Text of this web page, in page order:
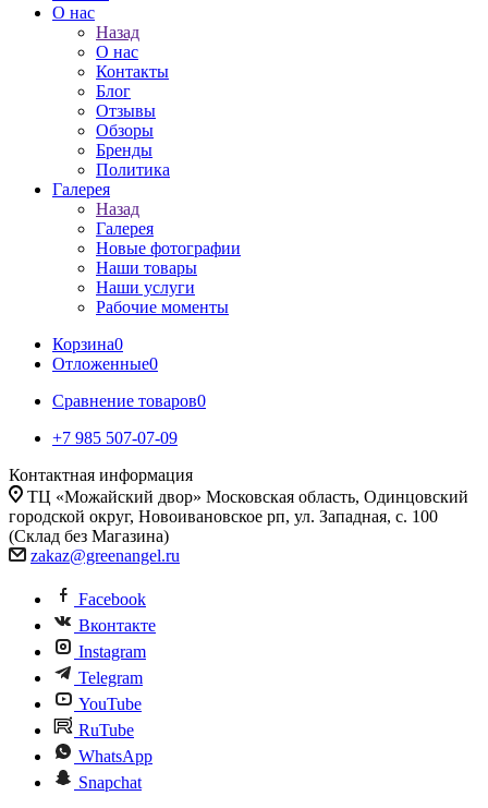
О нас
Назад
О нас
Контакты
Блог
Отзывы
Обзоры
Бренды
Политика
Галерея
Назад
Галерея
Новые фотографии
Наши товары
Наши услуги
Рабочие моменты
Корзина0
Отложенные0
Сравнение товаров0
+7 985 507-07-09
Контактная информация
ТЦ «Можайский двор» Московская область, Одинцовский
городской округ, Новоивановское рп, ул. Западная, с. 100
(Склад без Магазина)
zakaz@greenangel.ru
Facebook
Вконтакте
Instagram
Telegram
YouTube
RuTube
WhatsApp
Snapchat